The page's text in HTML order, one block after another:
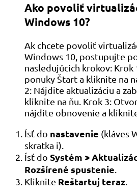
Ako povoliť
Windows 10?
Ak chcete povoliť
Windows 10, postupujte
nasledujúcich krokov:
ponuky Štart a kliknite na
2: Nájdite aktualizáciu a
kliknite na ňu. Krok 3:
nájdite obnovenie a
Ísť do nastavenie (kláves
skratka i).
Ísť do Systém >
Rozšírené spustenie.
Kliknite Reštartuj teraz.